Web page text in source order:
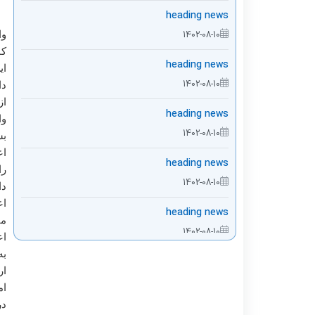
امین اموال
واحد
heading news
1402-08-10
heading news
1402-08-10
heading news
1402-08-10
heading news
1402-08-10
heading news
1402-08-10